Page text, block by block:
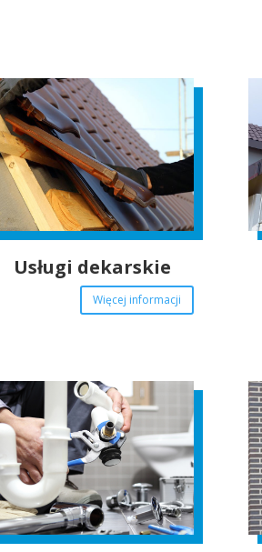
Usługi dekarskie
Więcej informacji